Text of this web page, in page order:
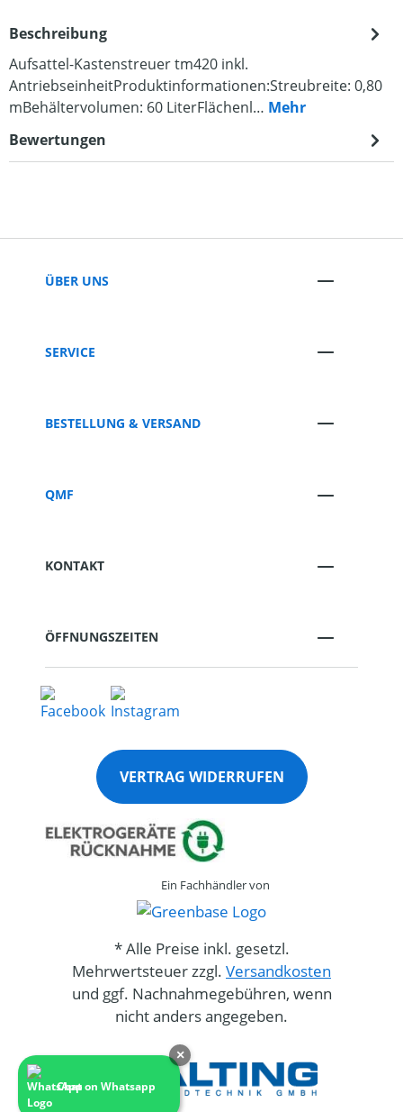
Beschreibung
Aufsattel-Kastenstreuer tm420 inkl.
AntriebseinheitProduktinformationen:Streubreite: 0,80
mBehältervolumen: 60 LiterFlächenl… Mehr
Bewertungen
Chat on Whatsapp
×
ÜBER UNS
SERVICE
BESTELLUNG & VERSAND
QMF
KONTAKT
ÖFFNUNGSZEITEN
VERTRAG WIDERRUFEN
Ein Fachhändler von
* Alle Preise inkl. gesetzl.
Mehrwertsteuer zzgl. Versandkosten
und ggf. Nachnahmegebühren, wenn
nicht anders angegeben.